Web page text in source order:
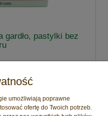
gardło, pastylki bez
umożliwiają poprawne
ofertę do Twoich potrzeb.